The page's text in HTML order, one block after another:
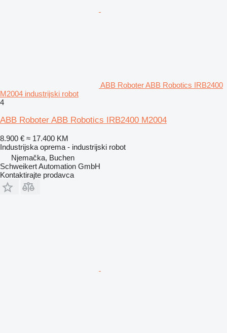
ABB Roboter ABB Robotics IRB2400
M2004 industrijski robot
4
ABB Roboter ABB Robotics IRB2400 M2004
8.900 € ≈ 17.400 KM
Industrijska oprema - industrijski robot
Njemačka, Buchen
Schweikert Automation GmbH
Kontaktirajte prodavca